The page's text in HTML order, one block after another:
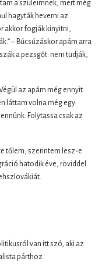
a szüleimnek, mert még
hagyták heverni az
akkor fogják kinyitni,
– Búcsúzáskor apám arra
a pezsgőt: nem tudják,
az apám még ennyit
láttam volna még egy
Folytassa csak az
tőlem, szerintem lesz-e
hatodik éve, röviddel
van itt szó, aki az
párthoz.